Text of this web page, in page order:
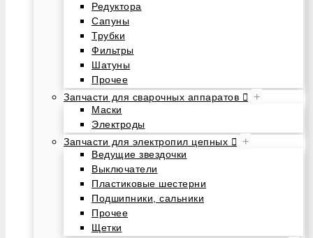
Редуктора
Сапуны
Трубки
Фильтры
Шатуны
Прочее
Запчасти для сварочных аппаратов
+
Маски
Электроды
Запчасти для электропил цепных
+
Ведущие звездочки
Выключатели
Пластиковые шестерни
Подшипники, сальники
Прочее
Щетки